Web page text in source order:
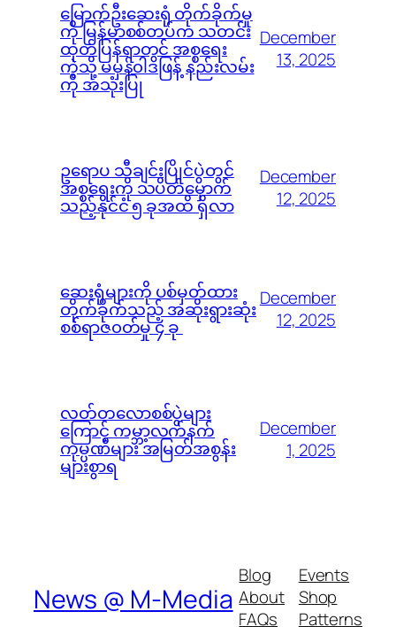
မြောက်ဦးဆေးရုံ တိုက်ခိုက်မှု
ကို မြန်မာစစ်တပ်က သတင်း
ထုတ်ပြန်ရာတွင် အစ္စရေး
ကဲ့သို့ မမှန်၀ါဒဖြန့် နည်းလမ်း
ကို အသုံးပြု
December
13, 2025
ဥရောပ သီချင်းပြိုင်ပွဲတွင်
အစ္စရေးကို သပိတ်မှောက်
သည့်နိုင်ငံ ၅ ခုအထိ ရှိလာ
December
12, 2025
ဆေးရုံများကို ပစ်မှတ်ထား
တိုက်ခိုက်သည့် အဆိုးရွားဆုံး
စစ်ရာဇ၀တ်မှု ၄ ခု
December
12, 2025
လတ်တလောစစ်ပွဲများ
ကြောင့် ကမ္ဘာ့လက်နက်
ကုမ္ပဏီများ အမြတ်အစွန်း
များစွာရ
December
1, 2025
News @ M-Media
Blog
About
FAQs
Events
Shop
Patterns